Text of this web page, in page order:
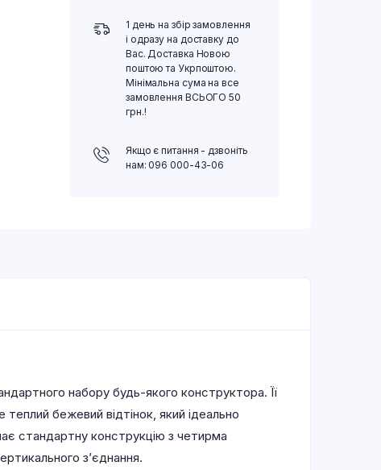
1 день на збір замовлення
і одразу на доставку до
Вас. Доставка Новою
поштою та Укрпоштою.
Мінімальна сума на все
замовлення ВСЬОГО 50
грн.!
Якщо є питання - дзвоніть
нам: 096 000-43-06
набору будь-якого конструктора. Її
теплий бежевий відтінок, який ідеально
стандартну конструкцію з четирма
з’єднання.